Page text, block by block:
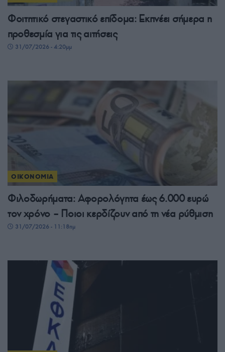
Φοιτητικό στεγαστικό επίδομα: Εκπνέει σήμερα η
προθεσμία για τις αιτήσεις
31/07/2026 - 4:20μμ
ΟΙΚΟΝΟΜΙΑ
Φιλοδωρήματα: Αφορολόγητα έως 6.000 ευρώ
τον χρόνο – Ποιοι κερδίζουν από τη νέα ρύθμιση
31/07/2026 - 11:18πμ